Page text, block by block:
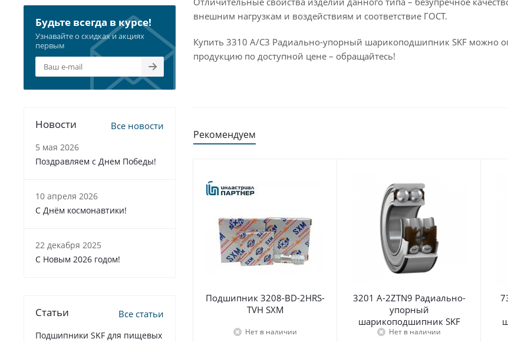
внешним нагрузкам и воздействиям и соответствие ГОСТ.
Купить 3310 A/C3 Радиально-упорный шарикоподшипник SKF можно
продукцию по доступной цене – обращайтесь!
Рекомендуем
Подшипник 3208-BD-2HRS-
TVH SXM
Нет в наличии
3201 A-2ZTN9 Радиально-
упорный
шарикоподшипник SKF
Нет в наличии
Будьте всегда в курсе!
Узнавайте о скидках и акциях
первым
Новости Все новости
5 мая 2026
Поздравляем с Днем Победы!
10 апреля 2026
С Днём космонавтики!
22 декабря 2025
C Новым 2026 годом!
Статьи Все статьи
Подшипники SKF для пищевых